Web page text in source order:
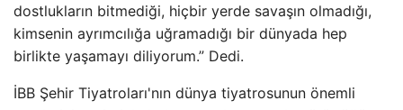
dostlukların bitmediği, hiçbir yerde savaşın olmadığı,
kimsenin ayrımcılığa uğramadığı bir dünyada hep
birlikte yaşamayı diliyorum.” Dedi.
İBB Şehir Tiyatroları'nın dünya tiyatrosunun önemli